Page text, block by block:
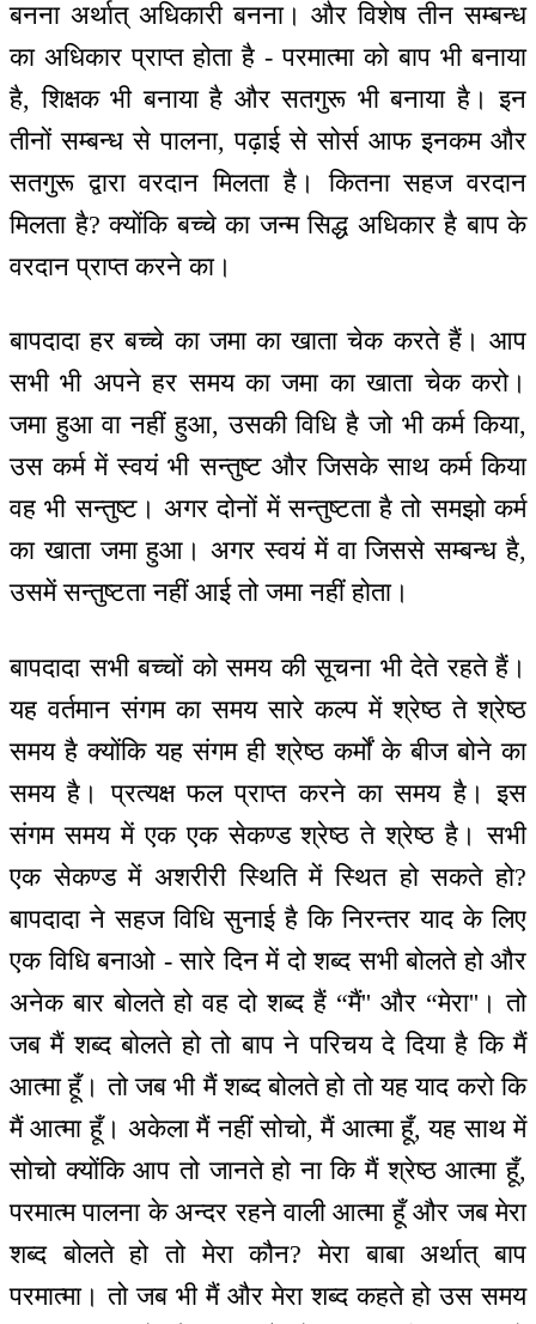
बनना अर्थात् अधिकारी बनना। और विशेष तीन सम्बन्ध
का अधिकार प्राप्त होता है - परमात्मा को बाप भी बनाया
है, शिक्षक भी बनाया है और सतगुरू भी बनाया है। इन
तीनों सम्बन्ध से पालना, पढ़ाई से सोर्स आफ इनकम और
सतगुरू द्वारा वरदान मिलता है। कितना सहज वरदान
मिलता है? क्योंकि बच्चे का जन्म सिद्ध अधिकार है बाप के
वरदान प्राप्त करने का।
बापदादा हर बच्चे का जमा का खाता चेक करते हैं। आप
सभी भी अपने हर समय का जमा का खाता चेक करो।
जमा हुआ वा नहीं हुआ, उसकी विधि है जो भी कर्म किया,
उस कर्म में स्वयं भी सन्तुष्ट और जिसके साथ कर्म किया
वह भी सन्तुष्ट। अगर दोनों में सन्तुष्टता है तो समझो कर्म
का खाता जमा हुआ। अगर स्वयं में वा जिससे सम्बन्ध है,
उसमें सन्तुष्टता नहीं आई तो जमा नहीं होता।
बापदादा सभी बच्चों को समय की सूचना भी देते रहते हैं।
यह वर्तमान संगम का समय सारे कल्प में श्रेष्ठ ते श्रेष्ठ
समय है क्योंकि यह संगम ही श्रेष्ठ कर्मों के बीज बोने का
समय है। प्रत्यक्ष फल प्राप्त करने का समय है। इस
संगम समय में एक एक सेकण्ड श्रेष्ठ ते श्रेष्ठ है। सभी
एक सेकण्ड में अशरीरी स्थिति में स्थित हो सकते हो?
बापदादा ने सहज विधि सुनाई है कि निरन्तर याद के लिए
एक विधि बनाओ - सारे दिन में दो शब्द सभी बोलते हो और
अनेक बार बोलते हो वह दो शब्द हैं “मैं'' और “मेरा''। तो
जब मैं शब्द बोलते हो तो बाप ने परिचय दे दिया है कि मैं
आत्मा हूँ। तो जब भी मैं शब्द बोलते हो तो यह याद करो कि
मैं आत्मा हूँ। अकेला मैं नहीं सोचो, मैं आत्मा हूँ, यह साथ में
सोचो क्योंकि आप तो जानते हो ना कि मैं श्रेष्ठ आत्मा हूँ,
परमात्म पालना के अन्दर रहने वाली आत्मा हूँ और जब मेरा
शब्द बोलते हो तो मेरा कौन? मेरा बाबा अर्थात् बाप
परमात्मा। तो जब भी मैं और मेरा शब्द कहते हो उस समय